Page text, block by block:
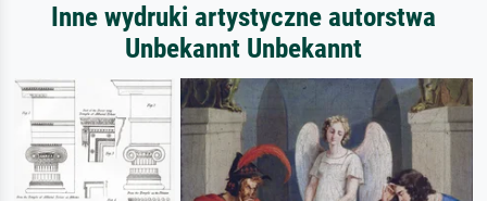
Inne wydruki artystyczne autorstwa
Unbekannt Unbekannt